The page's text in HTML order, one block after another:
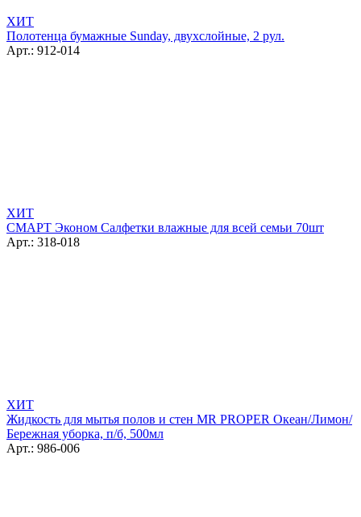
ХИТ
Полотенца бумажные Sunday, двухслойные, 2 рул.
Арт.: 912-014
ХИТ
СМАРТ Эконом Салфетки влажные для всей семьи 70шт
Арт.: 318-018
ХИТ
Жидкость для мытья полов и стен MR PROPER Океан/Лимон/
Бережная уборка, п/б, 500мл
Арт.: 986-006